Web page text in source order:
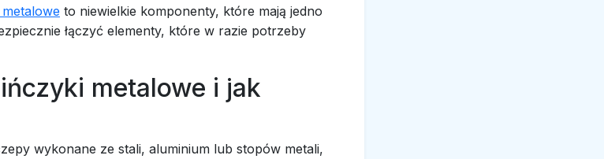
to niewielkie komponenty, które mają jedno
łączyć elementy, które w razie potrzeby
metalowe i jak
wykonane ze stali, aluminium lub stopów metali,